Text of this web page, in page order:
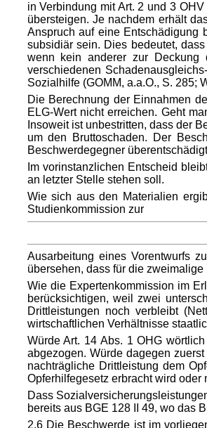
in Verbindung mit Art. 2 und 3
übersteigen. Je nachdem erhält
Anspruch auf eine Entschädigung
subsidiär sein. Dies bedeutet,
wenn kein anderer zur Deckung
verschiedenen
Sozialhilfe (GOMM, a.a.O., S. 285;
Die Berechnung der Einnahmen
ELG-Wert nicht erreichen. Geht
Insoweit ist unbestritten, dass der
um den Bruttoschaden. Der
Beschwerdegegner
Im vorinstanzlichen Entscheid
an letzter Stelle stehen soll.
Wie sich aus den Materialien
Studienkommission zur
Ausarbeitung eines Vorentwurfs
übersehen, dass für die
Wie die Expertenkommission im
berücksichtigen, weil zwei
Drittleistungen noch verbleibt
wirtschaftlichen Verhältnisse
Würde Art. 14 Abs. 1 OHG
abgezogen. Würde dagegen
nachträgliche Drittleistung dem
Opferhilfegesetz erbracht wird
Dass
bereits aus BGE 128 II 49, wo das
2.6 Die Beschwerde ist im